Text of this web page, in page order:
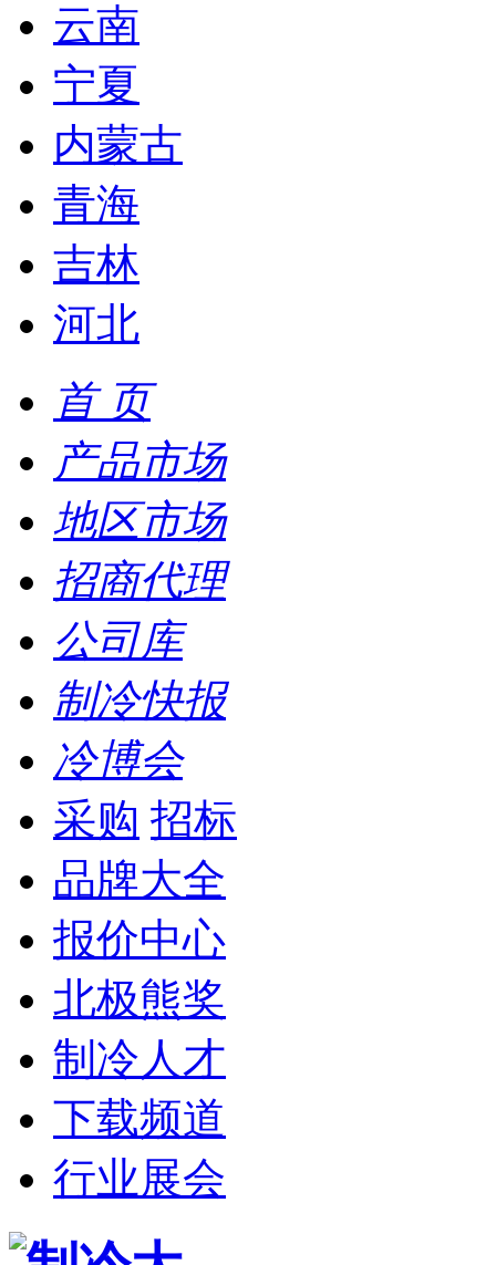
云南
宁夏
内蒙古
青海
吉林
河北
首 页
产品市场
地区市场
招商代理
公司库
制冷快报
冷博会
采购 招标
品牌大全
报价中心
北极熊奖
制冷人才
下载频道
行业展会